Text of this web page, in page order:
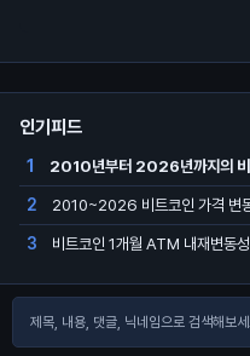
인기피드
1 2010년부터 2026년까지의 비
2 2010~2026 비트코인 가격 변
3 비트코인 1개월 ATM 내재변동